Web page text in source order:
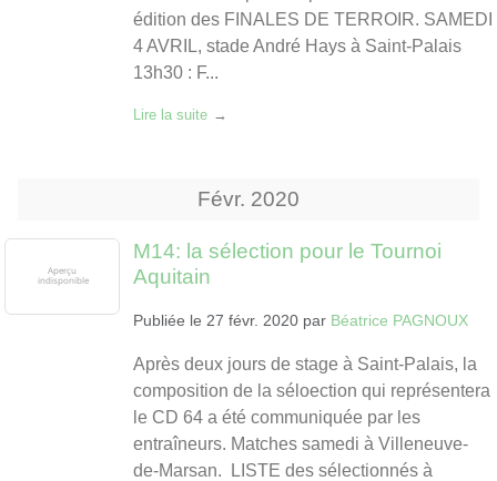
édition des FINALES DE TERROIR. SAMEDI
4 AVRIL, stade André Hays à Saint-Palais
13h30 : F...
Lire la suite
Févr. 2020
M14: la sélection pour le Tournoi
Aquitain
Publiée le 27 févr. 2020 par Béatrice PAGNOUX
Après deux jours de stage à Saint-Palais, la
composition de la séloection qui représentera
le CD 64 a été communiquée par les
entraîneurs. Matches samedi à Villeneuve-
de-Marsan. LISTE des sélectionnés à